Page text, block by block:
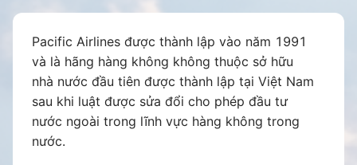
gọi Jetstar Pacific chính thức bị xóa sổ và
Cùng với việc bộ nhận diện thương hiệu mới
được lấy cảm hứng từ màu sắc chủ đạo của
Vietnam Airlines thì hãng hàng không Pacific
Airlines cũng tiến hành chuyển đổi hệ thống
đặt chỗ từ Navitare sang Sabre - hệ thống mà
Pacific Airlines được thành lập vào năm 1991
và là hãng hàng không không thuộc sở hữu
nhà nước đầu tiên được thành lập tại Việt Nam
sau khi luật được sửa đổi cho phép đầu tư
nước ngoài trong lĩnh vực hàng không trong
nước.